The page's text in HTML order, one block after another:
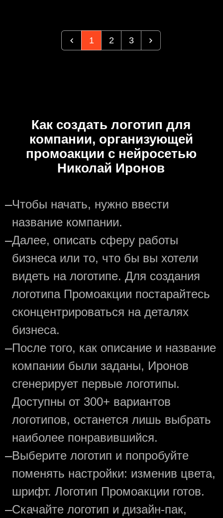
1 2 3
Как создать логотип для
компании, организующей
промоакции с нейросетью
Николай Иронов
—Чтобы начать, нужно ввести
название компании.
—Далее, описать сферу работы
бизнеса или то, что бы вы хотели
видеть на логотипе. Для создания
логотипа Промоакции постарайтесь
сконцентрироваться на деталях
бизнеса.
—После того, как описание и название
компании были заданы, Иронов
сгенерирует первые логотипы.
Доступны от 300+ вариантов
логотипов, останется лишь выбрать
наиболее понравившийся.
—Выберите логотип и попробуйте
поменять настройки: изменив цвета,
шрифт. Логотип Промоакции готов.
—Скачайте логотип и дизайн-пак,